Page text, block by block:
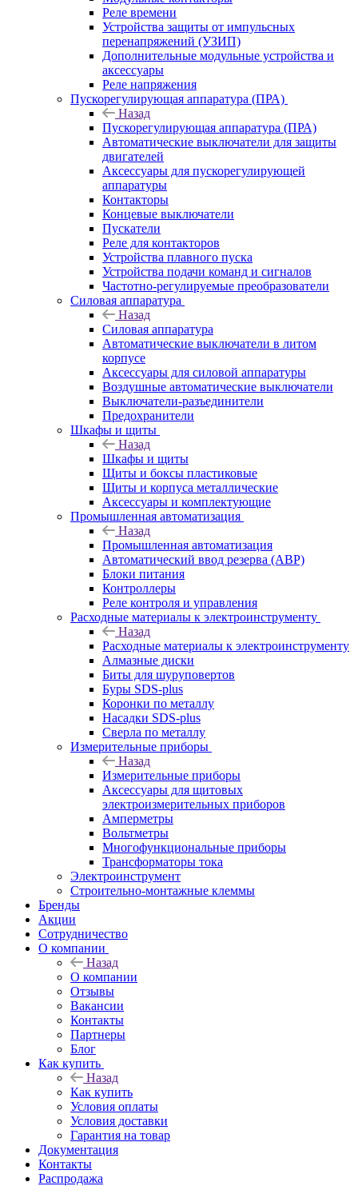
Реле времени
Устройства защиты от импульсных
перенапряжений (УЗИП)
Дополнительные модульные устройства и
аксессуары
Реле напряжения
Пускорегулирующая аппаратура (ПРА)
Назад
Пускорегулирующая аппаратура (ПРА)
Автоматические выключатели для защиты
двигателей
Аксессуары для пускорегулирующей
аппаратуры
Контакторы
Концевые выключатели
Пускатели
Реле для контакторов
Устройства плавного пуска
Устройства подачи команд и сигналов
Частотно-регулируемые преобразователи
Силовая аппаратура
Назад
Силовая аппаратура
Автоматические выключатели в литом
корпусе
Аксессуары для силовой аппаратуры
Воздушные автоматические выключатели
Выключатели-разъединители
Предохранители
Шкафы и щиты
Назад
Шкафы и щиты
Щиты и боксы пластиковые
Щиты и корпуса металлические
Аксессуары и комплектующие
Промышленная автоматизация
Назад
Промышленная автоматизация
Автоматический ввод резерва (АВР)
Блоки питания
Контроллеры
Реле контроля и управления
Расходные материалы к электроинструменту
Назад
Расходные материалы к электроинструменту
Алмазные диски
Биты для шуруповертов
Буры SDS-plus
Коронки по металлу
Насадки SDS-plus
Сверла по металлу
Измерительные приборы
Назад
Измерительные приборы
Аксессуары для щитовых
электроизмерительных приборов
Амперметры
Вольтметры
Многофункциональные приборы
Трансформаторы тока
Электроинструмент
Строительно-монтажные клеммы
Бренды
Акции
Сотрудничество
О компании
Назад
О компании
Отзывы
Вакансии
Контакты
Партнеры
Блог
Как купить
Назад
Как купить
Условия оплаты
Условия доставки
Гарантия на товар
Документация
Контакты
Распродажа